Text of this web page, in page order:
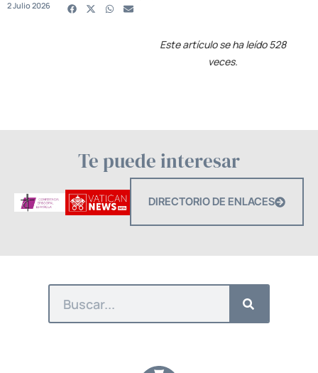
2 Julio 2026
Este artículo se ha leído 528
veces.
Te puede interesar
DIRECTORIO DE ENLACES